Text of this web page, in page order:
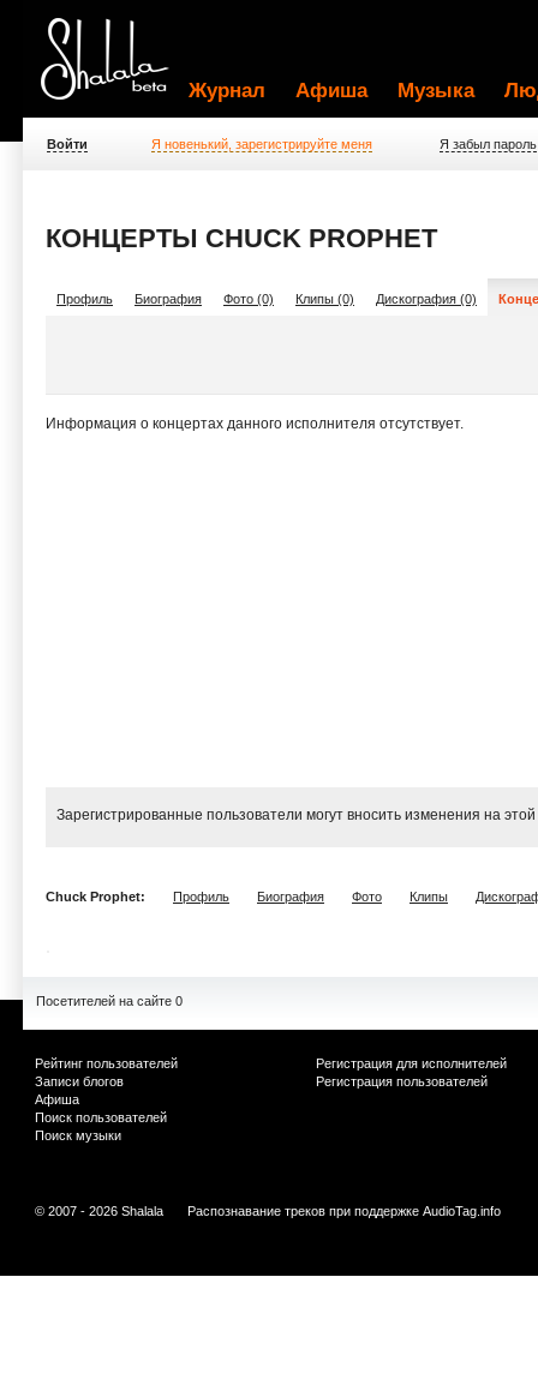
Журнал Афиша Музыка
Войти Я новенький, зарегистрируйте меня Я забыл пароль
КОНЦЕРТЫ CHUCK PROPHET
Профиль Биография Фото (0) Клипы (0) Дискография (0)
Информация о концертах данного исполнителя отсутствует.
Зарегистрированные пользователи могут вносить изменения на
Chuck Prophet: Профиль Биография Фото Клипы
Посетителей на сайте 0
Рейтинг пользователей
Записи блогов
Афиша
Поиск пользователей
Поиск музыки
Регистрация для исполнителей
Регистрация пользователей
© 2007 - 2026 Shalala Распознавание треков при поддержке AudioTag.info